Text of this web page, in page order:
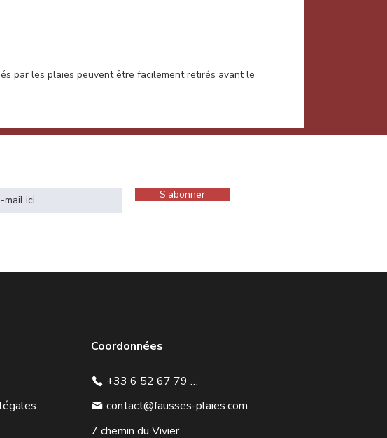
par les plaies peuvent être facilement retirés avant le
S’abonner
Coordonnées
+33 6 52 67 79 75
contact@fausses-plaies.com
7 chemin du Vivier